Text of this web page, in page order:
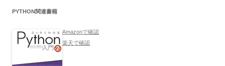
PYTHON関連書籍
Amazonで確認
楽天で確認